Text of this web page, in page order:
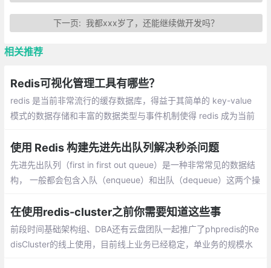
下一页: 我都xxx岁了，还能继续做开发吗？
相关推荐
Redis可视化管理工具有哪些？
redis 是当前非常流行的缓存数据库，得益于其简单的 key-value
模式的数据存储和丰富的数据类型与事件机制使得 redis 成为当前
具
使用 Redis 构建先进先出队列解决秒杀问题
先进先出队列（first in first out queue）是一种非常常见的数据结
构， 一般都会包含入队（enqueue）和出队（dequeue）这两个操
队列中移除最先被入队的元素
在使用redis-cluster之前你需要知道这些事
前段时间基础架构组、DBA还有云盘团队一起推广了phpredis的Re
disCluster的线上使用，目前线上业务已经稳定，单业务的规模水